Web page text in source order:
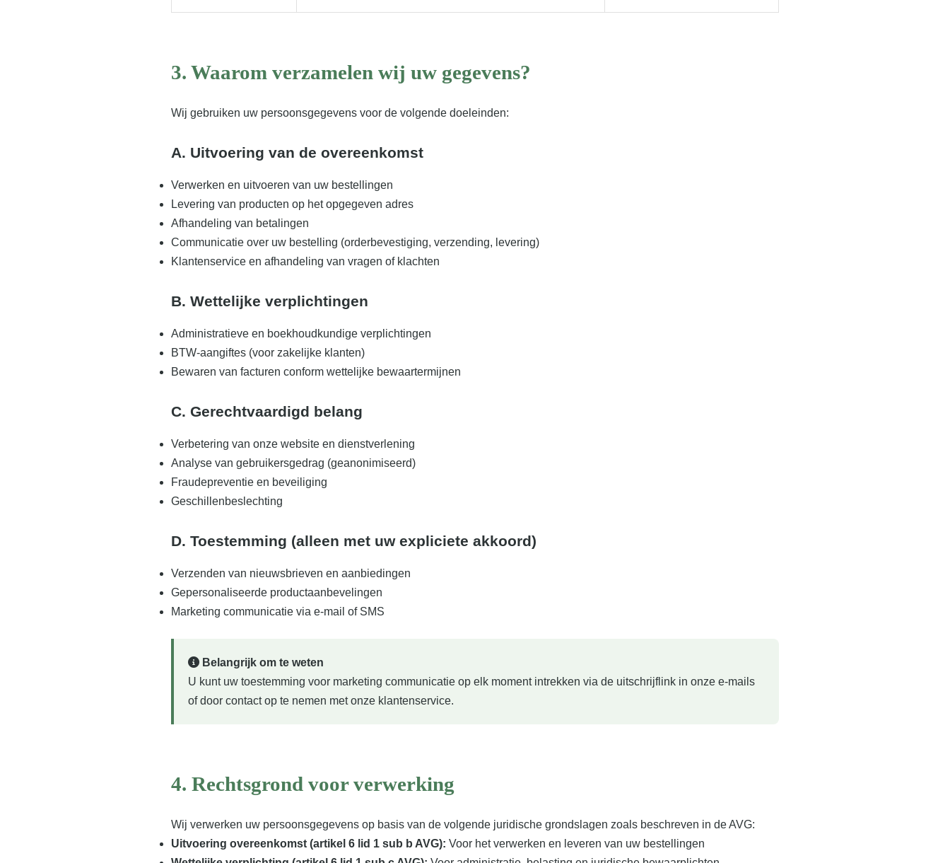
3. Waarom verzamelen wij uw gegevens?
Wij gebruiken uw persoonsgegevens voor de volgende doeleinden:
A. Uitvoering van de overeenkomst
Verwerken en uitvoeren van uw bestellingen
Levering van producten op het opgegeven adres
Afhandeling van betalingen
Communicatie over uw bestelling (orderbevestiging, verzending, levering)
Klantenservice en afhandeling van vragen of klachten
B. Wettelijke verplichtingen
Administratieve en boekhoudkundige verplichtingen
BTW-aangiftes (voor zakelijke klanten)
Bewaren van facturen conform wettelijke bewaartermijnen
C. Gerechtvaardigd belang
Verbetering van onze website en dienstverlening
Analyse van gebruikersgedrag (geanonimiseerd)
Fraudepreventie en beveiliging
Geschillenbeslechting
D. Toestemming (alleen met uw expliciete akkoord)
Verzenden van nieuwsbrieven en aanbiedingen
Gepersonaliseerde productaanbevelingen
Marketing communicatie via e-mail of SMS
Belangrijk om te weten
U kunt uw toestemming voor marketing communicatie op elk moment intrekken via de uitschrijflink in onze e-mails
of door contact op te nemen met onze klantenservice.
4. Rechtsgrond voor verwerking
Wij verwerken uw persoonsgegevens op basis van de volgende juridische grondslagen zoals beschreven in de AVG:
Uitvoering overeenkomst (artikel 6 lid 1 sub b AVG): Voor het verwerken en leveren van uw bestellingen